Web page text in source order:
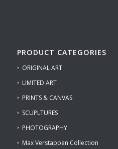
PRODUCT CATEGORIES
ORIGINAL ART
LIMITED ART
PRINTS & CANVAS
SCUPLTURES
PHOTOGRAPHY
Max Verstappen Collection